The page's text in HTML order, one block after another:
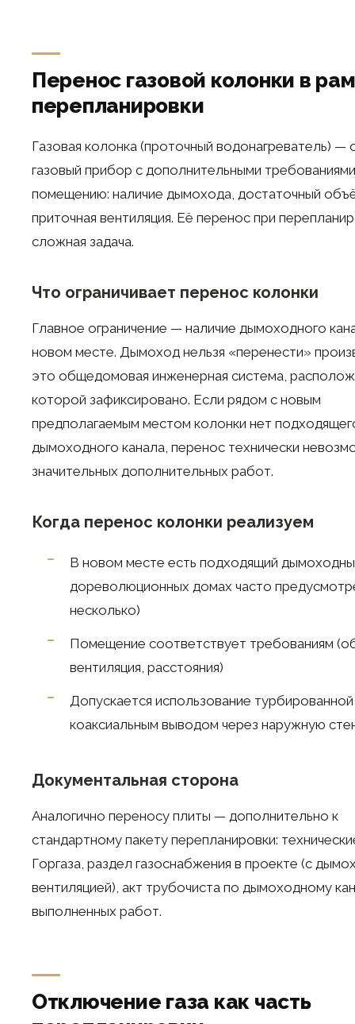
Перенос газовой колонки в
перепланировки
Газовая колонка (проточный водонагреватель) —
газовый прибор с дополнительными
помещению: наличие дымохода, достаточный
приточная вентиляция. Её перенос при
сложная задача.
Что ограничивает перенос колонки
Главное ограничение — наличие дымоходного
новом месте. Дымоход нельзя «перенести»
это общедомовая инженерная система,
которой зафиксировано. Если рядом с новым
предполагаемым местом колонки нет
дымоходного канала, перенос технически
значительных дополнительных работ.
Когда перенос колонки реализуем
В новом месте есть подходящий
дореволюционных домах часто
несколько)
Помещение соответствует требованиям
вентиляция, расстояния)
Допускается использование
коаксиальным выводом через наружную
Документальная сторона
Аналогично переносу плиты — дополнительно к
стандартному пакету перепланировки:
Горгаза, раздел газоснабжения в проекте (с
вентиляцией), акт трубочиста по дымоходному
выполненных работ.
Отключение газа как часть